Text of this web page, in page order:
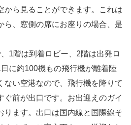
から見ることができます。これは
ら、窓側の席にお座りの場合、是
1階は到着ロビー、2階は出発ロ
に約100機もの飛行機が離着陸
ない空港なので、飛行機を降りて
ぐ前が出口です。お出迎えのガイ
ります。出口は国内線と国際線そ